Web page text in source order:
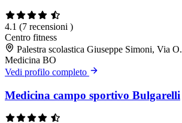
4.1 (7 recensioni )
Centro fitness
Palestra scolastica Giuseppe Simoni, Via
Medicina BO
Vedi profilo completo
Medicina campo sportivo Bulgarelli